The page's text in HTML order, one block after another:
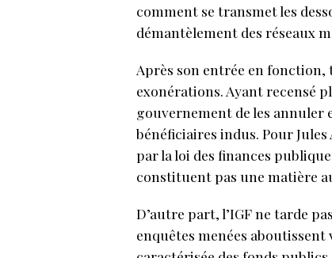
comment se transmet les
démantèlement des réseaux
Après son entrée en
exonérations. Ayant recensé
gouvernement de les annuler
bénéficiaires indus. Pour
par la loi des finances
constituent pas une matière
D’autre part, l’IGF ne tarde
enquêtes menées